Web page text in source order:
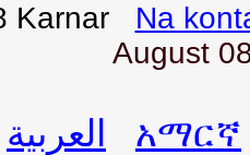
Karnar Na
August
العربية
አማርኛ